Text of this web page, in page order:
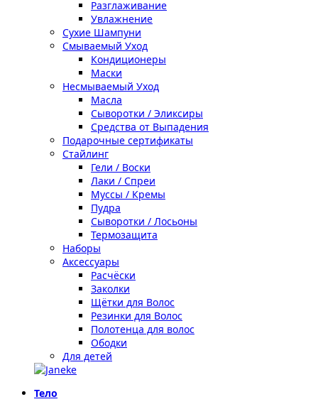
Разглаживание
Увлажнение
Сухие Шампуни
Смываемый Уход
Кондиционеры
Маски
Несмываемый Уход
Масла
Сыворотки / Эликсиры
Средства от Выпадения
Подарочные сертификаты
Стайлинг
Гели / Воски
Лаки / Спреи
Муссы / Кремы
Пудра
Сыворотки / Лосьоны
Термозащита
Наборы
Аксессуары
Расчёски
Заколки
Щётки для Волос
Резинки для Волос
Полотенца для волос
Ободки
Для детей
Тело